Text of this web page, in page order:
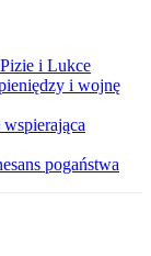
i Lukce
i wojnę
pogaństwa